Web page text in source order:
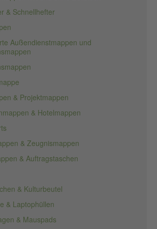
& Schnellhefter
Außendienstmappen und
& Projektmappen
& Hotelmappen
& Zeugnismappen
& Auftragstaschen
& Kulturbeutel
& Laptophüllen
& Mauspads